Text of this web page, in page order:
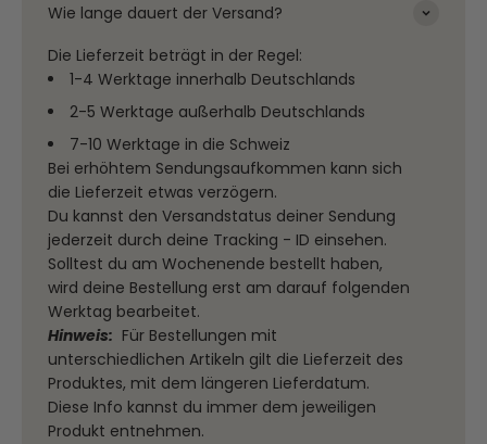
Wie lange dauert der Versand?
Die Lieferzeit beträgt in der Regel:
1-4 Werktage innerhalb Deutschlands
2-5 Werktage außerhalb Deutschlands
7-10 Werktage in die Schweiz
Bei erhöhtem Sendungsaufkommen kann sich
die Lieferzeit etwas verzögern.
Du kannst den Versandstatus deiner Sendung
jederzeit durch deine Tracking - ID einsehen.
Solltest du am Wochenende bestellt haben,
wird deine Bestellung erst am darauf folgenden
Werktag bearbeitet.
Hinweis: Für Bestellungen mit
unterschiedlichen Artikeln gilt die Lieferzeit des
Produktes, mit dem längeren Lieferdatum.
Diese Info kannst du immer dem jeweiligen
Produkt entnehmen.